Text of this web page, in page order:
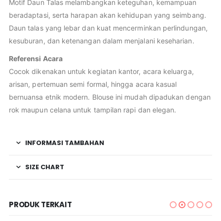
Motif Daun Talas melambangkan keteguhan, kemampuan
beradaptasi, serta harapan akan kehidupan yang seimbang.
Daun talas yang lebar dan kuat mencerminkan perlindungan,
kesuburan, dan ketenangan dalam menjalani keseharian.
Referensi Acara
Cocok dikenakan untuk kegiatan kantor, acara keluarga,
arisan, pertemuan semi formal, hingga acara kasual
bernuansa etnik modern. Blouse ini mudah dipadukan dengan
rok maupun celana untuk tampilan rapi dan elegan.
INFORMASI TAMBAHAN
SIZE CHART
PRODUK TERKAIT